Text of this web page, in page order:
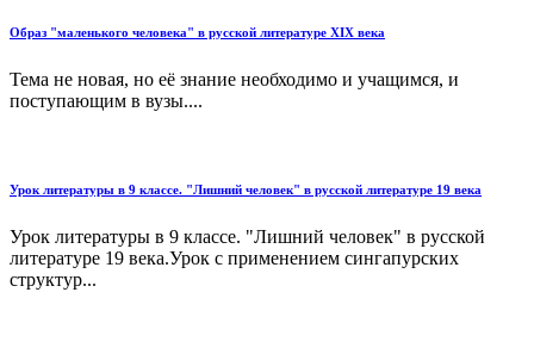
Образ "маленького человека" в русской литературе ХIХ века
Тема не новая, но её знание необходимо и учащимся, и
поступающим в вузы....
Урок литературы в 9 классе. "Лишний человек" в русской литературе 19 века
Урок литературы в 9 классе. "Лишний человек" в русской
литературе 19 века.Урок с применением сингапурских
структур...